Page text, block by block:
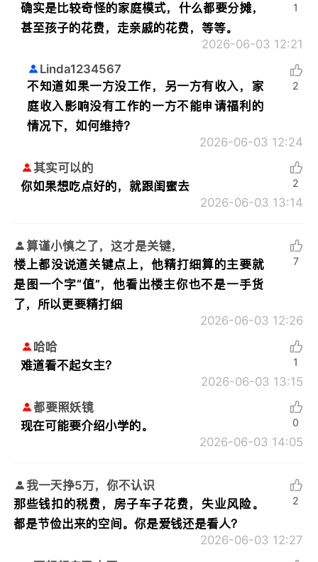
确实是比较奇怪的家庭模式，什么都要分摊，
甚至孩子的花费，走亲戚的花费，等等。
2026-06-03 12:21
1
Linda1234567
不知道如果一方没工作，另一方有收入，家
庭收入影响没有工作的一方不能申请福利的
情况下，如何维持？
2026-06-03 12:24
2
其实可以的
你如果想吃点好的，就跟闺蜜去
2026-06-03 13:14
2
算谨小慎之了，这才是关键，
楼上都没说道关键点上，他精打细算的主要就
是图一个字“值”，他看出楼主你也不是一手货
了，所以更要精打细
2026-06-03 12:26
7
哈哈
难道看不起女主？
2026-06-03 13:15
1
都要照妖镜
现在可能要介绍小学的。
2026-06-03 14:05
0
我一天挣5万，你不认识
那些钱扣的税费，房子车子花费，失业风险。
都是节俭出来的空间。你是爱钱还是看人？
2026-06-03 12:27
2